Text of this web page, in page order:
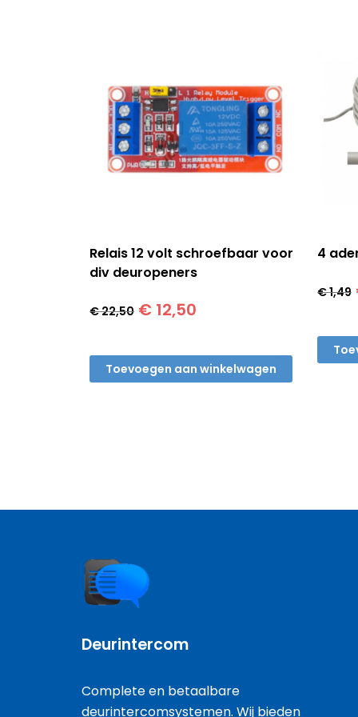
Relais 12 volt schroefbaar voor
div deuropeners
€22,50 Oorspronkelijke
€ 22,50.
€ 12,50
€ 12,50.
Toevoegen aan winkelwagen
4
€1,49
Deurintercom
Complete en betaalbare
deurintercomsystemen. Wij bieden